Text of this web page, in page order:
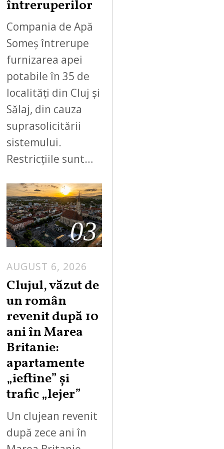
întreruperilor
Compania de Apă
Someș întrerupe
furnizarea apei
potabile în 35 de
localități din Cluj și
Sălaj, din cauza
suprasolicitării
sistemului.
Restricțiile sunt…
03
AUGUST 6, 2026
Clujul, văzut de
un român
revenit după 10
ani în Marea
Britanie:
apartamente
„ieftine” și
trafic „lejer”
Un clujean revenit
după zece ani în